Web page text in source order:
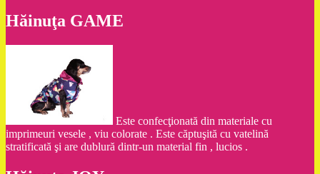
Hăinuţa GAME
Este confecţionată din materiale cu
imprimeuri vesele , viu colorate . Este căptuşită cu vatelină
stratificată şi are dublură dintr-un material fin , lucios .